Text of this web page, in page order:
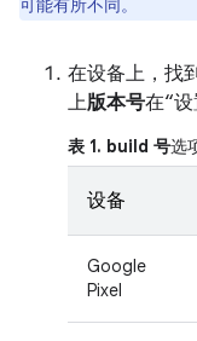
可能有所不同。
在设备上，找
上版本号在“设
表 1. build 号选
设备
Google
Pixel